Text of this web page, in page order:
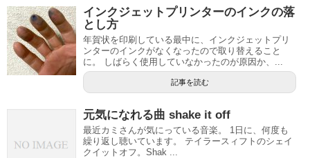
インクジェットプリンターのインクの落
とし方
年賀状を印刷している最中に、インクジェットプリ
ンターのインクがなくなったので取り替えること
に。 しばらく使用していなかったのが原因か、...
記事を読む
元気になれる曲 shake it off
最近カミさんが気にっている音楽。 1日に、何度も
繰り返し聴いています。 テイラースィフトのシェイ
クイットオフ。Shak ...